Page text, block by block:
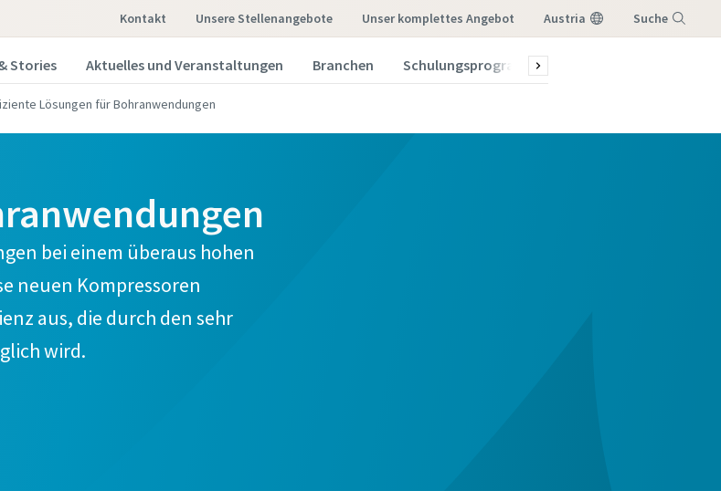
Kontakt Unsere Stellenangebote Unser komplettes Angebot Austria Suche
Stories Aktuelles und Veranstaltungen Branchen Schulungsprogramm 2026
Lösungen für Bohranwendungen
bei einem überaus hohen
neuen Kompressoren
aus, die durch den sehr
wird.